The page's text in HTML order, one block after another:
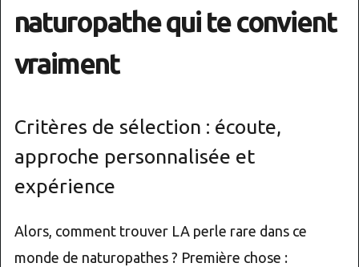
naturopathe qui te convient
vraiment
Critères de sélection : écoute,
approche personnalisée et
expérience
Alors, comment trouver LA perle rare dans ce
monde de naturopathes ? Première chose :